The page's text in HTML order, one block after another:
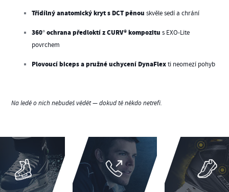
Třídílný anatomický kryt s DCT pěnou skvěle sedí a chrání
360° ochrana předloktí z CURV® kompozitu s EXO-Lite
povrchem
Plovoucí biceps a pružné uchycení DynaFlexti neomezí pohyb
Na ledě o nich nebudeš vědět — dokud tě někdo netrefí.